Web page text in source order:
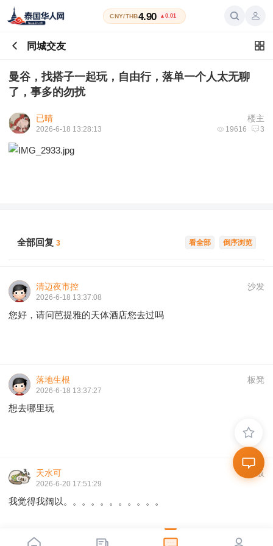
CNY/THB4.90 ▲0.01
同城交友
曼谷，找搭子一起玩，自由行，落单一个人太无聊
了，事多的勿扰
楼主
已晴
19616 3
2026-6-18 13:28:13
倒序浏览
看全部
全部回复 3
沙发
清迈夜市控
2026-6-18 13:37:08
您好，请问芭提雅的天体酒店您去过吗
板凳
落地生根
2026-6-18 13:37:27
想去哪里玩
地板
天水可
2026-6-20 17:51:29
我觉得我阔以。。。。。。。。。。。